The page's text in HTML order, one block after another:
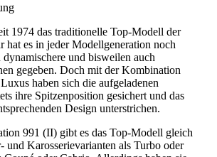
1974 das traditionelle Top-Modell der
hat es in jeder Modellgeneration noch
und bisweilen auch
gegeben. Doch mit der Kombination
haben sich die aufgeladenen
ihre Spitzenposition gesichert und das
Design unterstrichen.
991 (II) gibt es das Top-Modell gleich
und Karosserievarianten als Turbo oder